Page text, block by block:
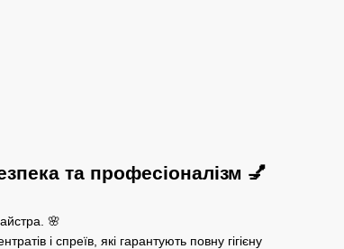
та професіоналізм 💅
🌸
і спреїв, які гарантують повну гігієну